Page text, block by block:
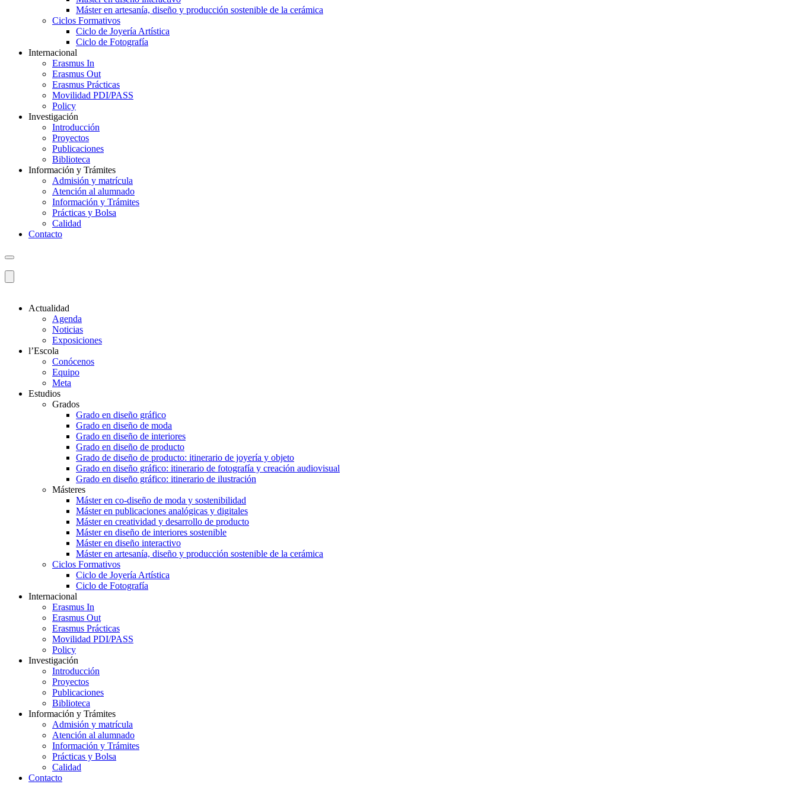
Máster en artesanía, diseño y producción sostenible de la cerámica
Ciclos Formativos
Ciclo de Joyería Artística
Ciclo de Fotografía
Internacional
Erasmus In
Erasmus Out
Erasmus Prácticas
Movilidad PDI/PASS
Policy
Investigación
Introducción
Proyectos
Publicaciones
Biblioteca
Información y Trámites
Admisión y matrícula
Atención al alumnado
Información y Trámites
Prácticas y Bolsa
Calidad
Contacto
Actualidad
Agenda
Noticias
Exposiciones
l’Escola
Conócenos
Equipo
Meta
Estudios
Grados
Grado en diseño gráfico
Grado en diseño de moda
Grado en diseño de interiores
Grado en diseño de producto
Grado de diseño de producto: itinerario de joyería y objeto
Grado en diseño gráfico: itinerario de fotografía y creación audiovisual
Grado en diseño gráfico: itinerario de ilustración
Másteres
Máster en co-diseño de moda y sostenibilidad
Máster en publicaciones analógicas y digitales
Máster en creatividad y desarrollo de producto
Máster en diseño de interiores sostenible
Máster en diseño interactivo
Máster en artesanía, diseño y producción sostenible de la cerámica
Ciclos Formativos
Ciclo de Joyería Artística
Ciclo de Fotografía
Internacional
Erasmus In
Erasmus Out
Erasmus Prácticas
Movilidad PDI/PASS
Policy
Investigación
Introducción
Proyectos
Publicaciones
Biblioteca
Información y Trámites
Admisión y matrícula
Atención al alumnado
Información y Trámites
Prácticas y Bolsa
Calidad
Contacto